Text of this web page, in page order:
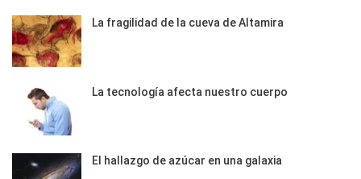
La fragilidad de la cueva de Altamira
La tecnología afecta nuestro cuerpo
El hallazgo de azúcar en una galaxia